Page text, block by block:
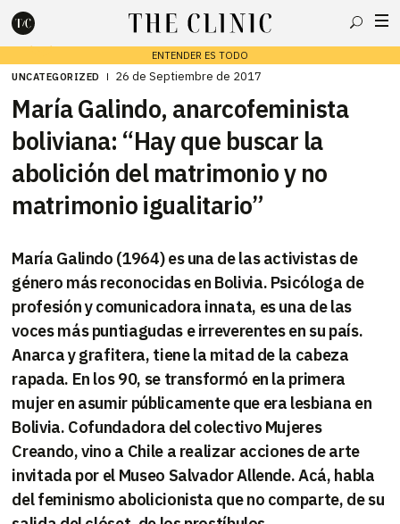
ENTENDER ES TODO
Escribe lo que deseas y presiona enter para buscar
UNCATEGORIZED 26 de Septiembre de 2017
María Galindo, anarcofeminista
boliviana: “Hay que buscar la
abolición del matrimonio y no
matrimonio igualitario”
María Galindo (1964) es una de las activistas de
género más reconocidas en Bolivia. Psicóloga de
profesión y comunicadora innata, es una de las
voces más puntiagudas e irreverentes en su país.
Anarca y grafitera, tiene la mitad de la cabeza
rapada. En los 90, se transformó en la primera
mujer en asumir públicamente que era lesbiana en
Bolivia. Cofundadora del colectivo Mujeres
Creando, vino a Chile a realizar acciones de arte
invitada por el Museo Salvador Allende. Acá, habla
del feminismo abolicionista que no comparte, de su